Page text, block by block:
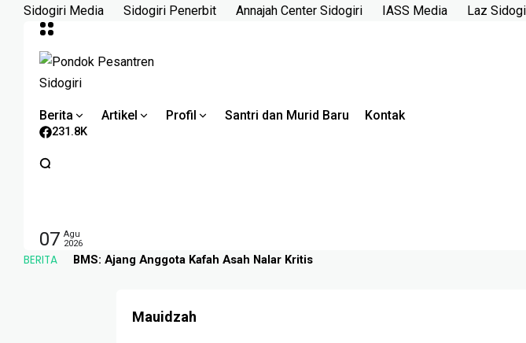
content
Sidogiri Media Sidogiri Penerbit Annajah Center Sidogiri IASS Media Laz
Berita Artikel Profil Santri dan Murid Baru Kontak
231.8K
07 Agu
2026
BERITA BMS: Ajang Anggota Kafah Asah Nalar Kritis
Mauidzah